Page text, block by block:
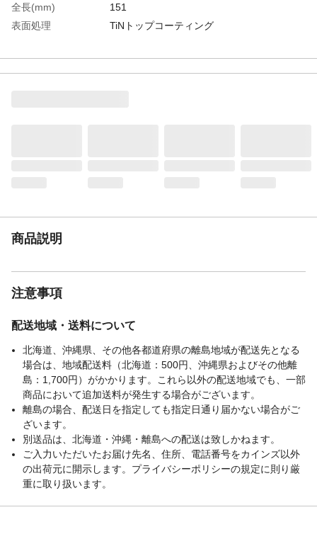
全長(mm)
151
表面処理
TiNトップコーティング
生産国
ドイツ
商品説明
注意事項
配送地域・送料について
北海道、沖縄県、その他各都道府県の離島地域が配送先となる
場合は、地域配送料（北海道：500円、沖縄県およびその他離
島：1,700円）がかかります。これら以外の配送地域でも、一部
商品において追加送料が発生する場合がございます。
離島の場合、配送日を指定しても指定日通り届かない場合がご
ざいます。
別送品は、北海道・沖縄・離島への配送は致しかねます。
ご入力いただいたお届け先名、住所、電話番号をカインズ以外
の出荷元に開示します。プライバシーポリシーの規定に則り厳
重に取り扱います。